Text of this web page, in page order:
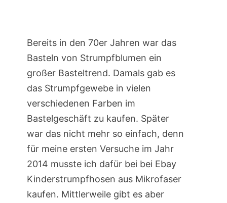
Bereits in den 70er Jahren war das
Basteln von Strumpfblumen ein
großer Basteltrend. Damals gab es
das Strumpfgewebe in vielen
verschiedenen Farben im
Bastelgeschäft zu kaufen. Später
war das nicht mehr so einfach, denn
für meine ersten Versuche im Jahr
2014 musste ich dafür bei bei Ebay
Kinderstrumpfhosen aus Mikrofaser
kaufen. Mittlerweile gibt es aber